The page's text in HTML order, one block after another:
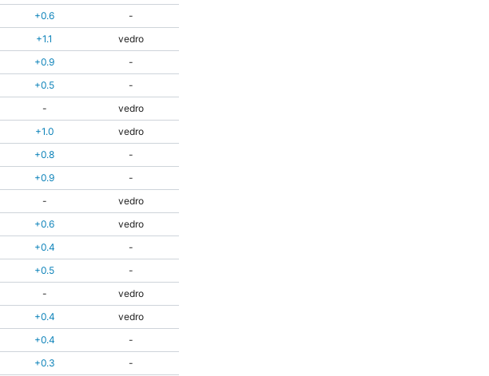
+0.6
-
+1.1
vedro
+0.9
-
+0.5
-
-
vedro
+1.0
vedro
+0.8
-
+0.9
-
-
vedro
+0.6
vedro
+0.4
-
+0.5
-
-
vedro
+0.4
vedro
+0.4
-
+0.3
-